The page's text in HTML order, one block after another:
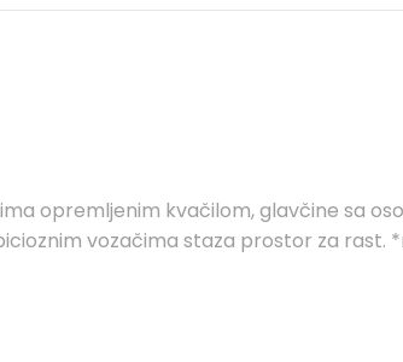
opremljenim kvačilom, glavčine sa
vozačima staza prostor za rast.